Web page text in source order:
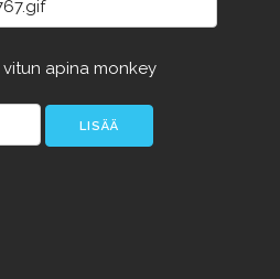
vitun apina monkey